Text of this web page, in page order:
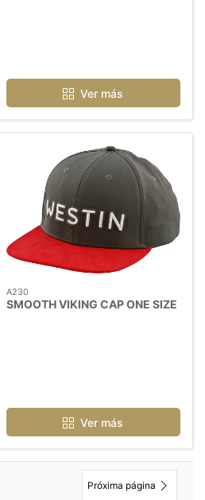
Ver más
A230
SMOOTH VIKING CAP ONE SIZE
Ver más
Próxima página